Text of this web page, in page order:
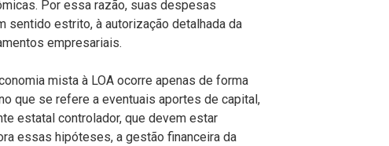
Por essa razão, suas despesas
sentido estrito, à autorização detalhada da
empresariais.
mista à LOA ocorre apenas de forma
que se refere a eventuais aportes de capital,
estatal controlador, que devem estar
essas hipóteses, a gestão financeira da